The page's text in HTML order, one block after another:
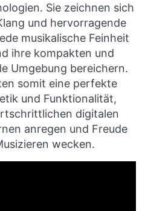
Sie zeichnen sich
und hervorragende
musikalische Feinheit
ihre kompakten und
Umgebung bereichern.
somit eine perfekte
und Funktionalität,
digitalen
anregen und Freude
wecken.